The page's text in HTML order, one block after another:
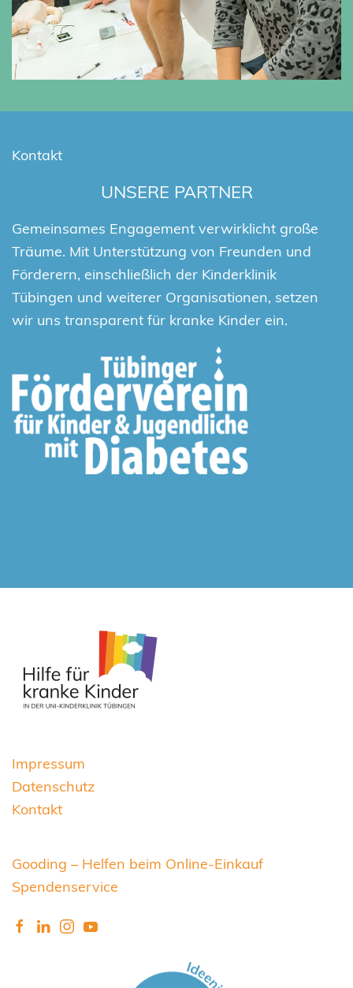
Kontakt
UNSERE PARTNER
Gemeinsames Engagement verwirklicht große
Träume. Mit Unterstützung von Freunden und
Förderern, einschließlich der Kinderklinik
Tübingen und weiterer Organisationen, setzen
wir uns transparent für kranke Kinder ein.
Impressum
Datenschutz
Kontakt
Gooding – Helfen beim Online-Einkauf
Spendenservice